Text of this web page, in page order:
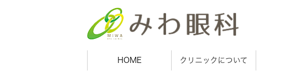
HOME クリニックについて